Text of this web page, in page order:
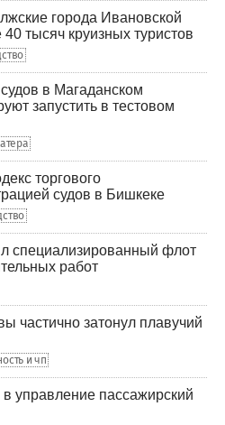
города Ивановской
тысяч круизных туристов
в Магаданском
запустить в тестовом
торгового
судов в Бишкеке
специализированный флот
работ
частично затонул плавучий
и чп
управление пассажирский